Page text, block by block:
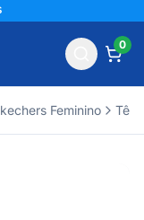
0
Feminino